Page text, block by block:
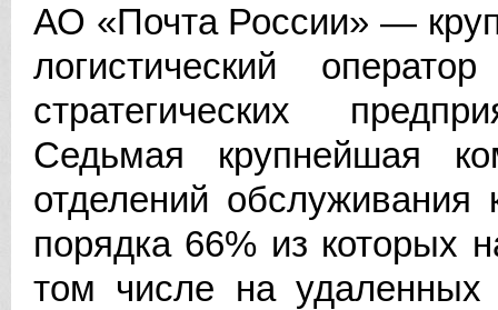
АО «Почта России» —
логистический
стратегических
Седьмая крупнейшая
отделений
порядка 66% из которых
том числе на удаленных